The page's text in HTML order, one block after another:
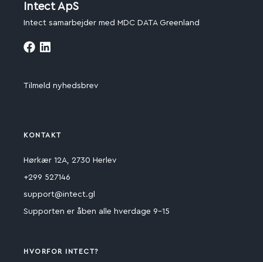
Intect ApS
Intect samarbejder med MDC DATA Greenland
Tilmeld nyhedsbrev
KONTAKT
Hørkær 12A, 2730 Herlev
+299 527146
support@intect.gl
Supporten er åben alle hverdage 9-15
HVORFOR INTECT?